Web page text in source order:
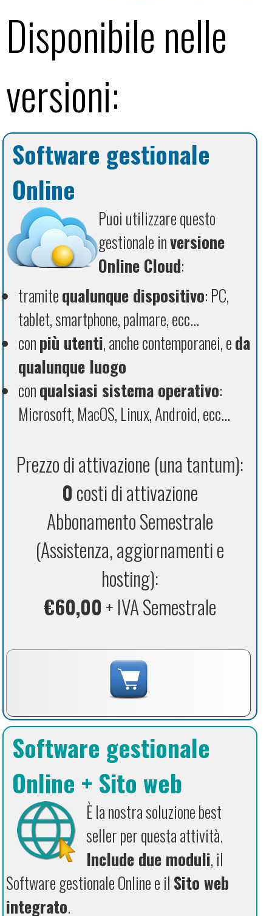
Disponibile nelle
versioni:
Software gestionale
Online
Puoi utilizzare questo
gestionale inversione
Online Cloud:
tramitequalunque dispositivo: PC,
tablet, smartphone, palmare, ecc...
conpiù utenti, anche contemporanei, eda
qualunque luogo
conqualsiasi sistema operativo:
Microsoft, MacOS, Linux, Android, ecc...
Prezzo di attivazione (una tantum):
0costi di attivazione
Abbonamento Semestrale
(Assistenza, aggiornamenti e
hosting):
€60,00+ IVA Semestrale
Software gestionale
Online + Sito web
È la nostra soluzione best
seller per questa attività.
Include due moduli, il
Software gestionale Online e il Sito web
integrato.